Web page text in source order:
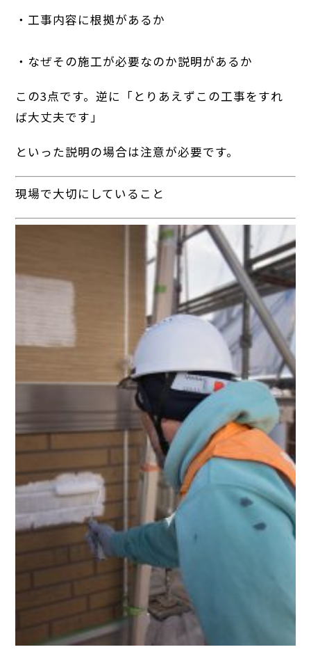
・工事内容に根拠があるか
・なぜその施工が必要なのか説明があるか
この3点です。逆に「とりあえずこの工事をすれ
ば大丈夫です」
といった説明の場合は注意が必要です。
現場で大切にしていること